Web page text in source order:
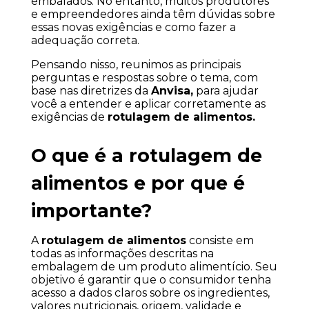
e empreendedores ainda têm dúvidas sobre
essas novas exigências e como fazer a
adequação correta.
Pensando nisso, reunimos as principais
perguntas e respostas sobre o tema, com
base nas diretrizes da Anvisa, para ajudar
você a entender e aplicar corretamente as
exigências de rotulagem de alimentos.
O que é a rotulagem de
alimentos e por que é
importante?
A rotulagem de alimentos consiste em
todas as informações descritas na
embalagem de um produto alimentício. Seu
objetivo é garantir que o consumidor tenha
acesso a dados claros sobre os ingredientes,
valores nutricionais, origem, validade e